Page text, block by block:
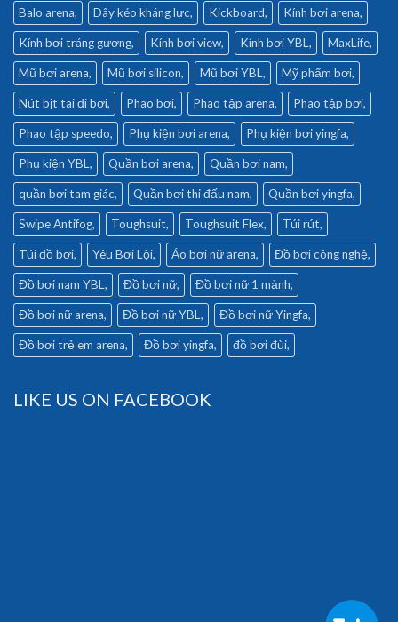
Balo arena Dây kéo kháng lực Kickboard Kính bơi arena
Kính bơi tráng gương Kính bơi view Kính bơi YBL MaxLife
Mũ bơi arena Mũ bơi silicon Mũ bơi YBL Mỹ phẩm bơi
Nút bịt tai đi bơi Phao bơi Phao tập arena Phao tập bơi
Phao tập speedo Phụ kiện bơi arena Phụ kiện bơi yingfa
Phụ kiện YBL Quần bơi arena Quần bơi nam
quần bơi tam giác Quần bơi thi đấu nam Quần bơi yingfa
Swipe Antifog Toughsuit Toughsuit Flex Túi rút
Túi đồ bơi Yêu Bơi Lội Áo bơi nữ arena Đồ bơi công nghệ
Đồ bơi nam YBL Đồ bơi nữ Đồ bơi nữ 1 mảnh
Đồ bơi nữ arena Đồ bơi nữ YBL Đồ bơi nữ Yingfa
Đồ bơi trẻ em arena Đồ bơi yingfa đồ bơi đùi
LIKE US ON FACEBOOK